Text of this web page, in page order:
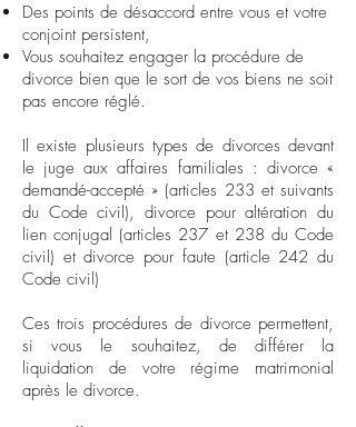
Des points de désaccord entre vous et votre
conjoint persistent,
Vous souhaitez engager la procédure de
divorce bien que le sort de vos biens ne soit
pas encore réglé.
Il existe plusieurs types de divorces devant
le juge aux affaires familiales : divorce «
demandé-accepté » (articles 233 et suivants
du Code civil), divorce pour altération du
lien conjugal (articles 237 et 238 du Code
civil) et divorce pour faute (article 242 du
Code civil)
Ces trois procédures de divorce permettent,
si vous le souhaitez, de différer la
liquidation de votre régime matrimonial
après le divorce.